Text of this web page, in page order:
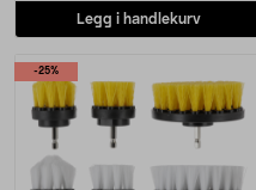
Legg i handlekurv
-25%